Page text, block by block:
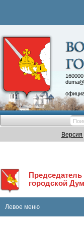
городской
Левое меню